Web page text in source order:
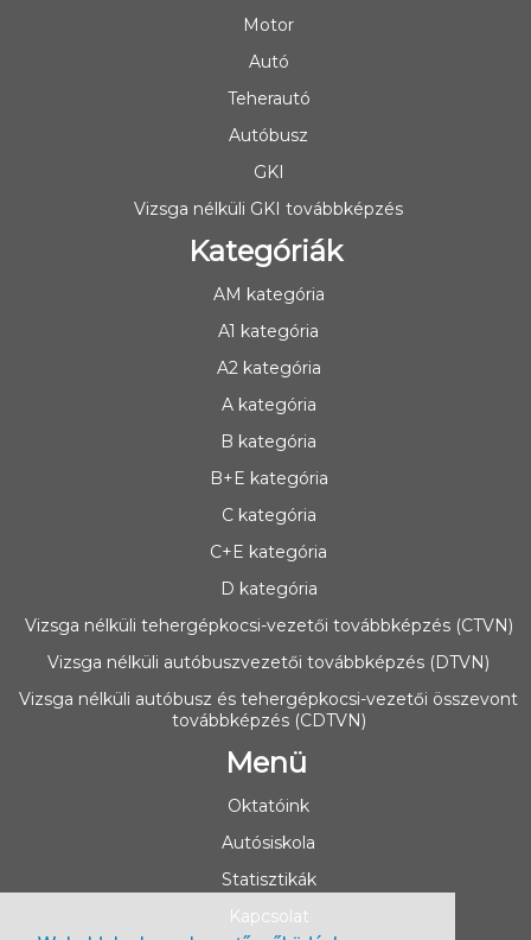
Motor
Autó
Teherautó
Autóbusz
GKI
Vizsga nélküli GKI továbbképzés
Kategóriák
AM kategória
A1 kategória
A2 kategória
A kategória
B kategória
B+E kategória
C kategória
C+E kategória
D kategória
Vizsga nélküli tehergépkocsi-vezetői továbbképzés (CTVN)
Vizsga nélküli autóbuszvezetői továbbképzés (DTVN)
Vizsga nélküli autóbusz és tehergépkocsi-vezetői összevont
továbbképzés (CDTVN)
Menü
Oktatóink
Autósiskola
Statisztikák
Kapcsolat